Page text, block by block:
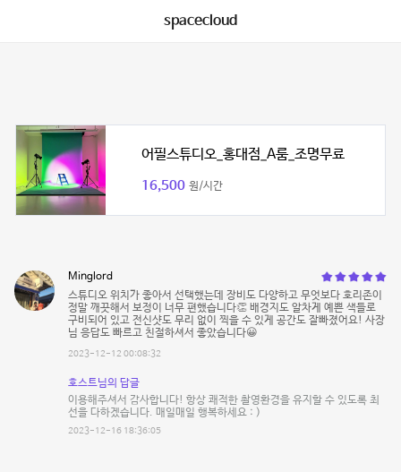
spacecloud
어필스튜디오_홍대점_A룸_조명무료
16,500 원/시간
Minglord
스튜디오 위치가 좋아서 선택했는데 장비도 다양하고 무엇보다 호리존이
정말 깨끗해서 보정이 너무 편했습니다👏 배경지도 알차게 예쁜 색들로
구비되어 있고 전신샷도 무리 없이 찍을 수 있게 공간도 잘빠졌어요! 사장
님 응답도 빠르고 친절하셔서 좋았습니다😀
2023-12-12 00:08:32
호스트님의 답글
이용해주셔서 감사합니다! 항상 쾌적한 촬영환경을 유지할 수 있도록 최
선을 다하겠습니다. 매일매일 행복하세요 : )
2023-12-16 18:36:05